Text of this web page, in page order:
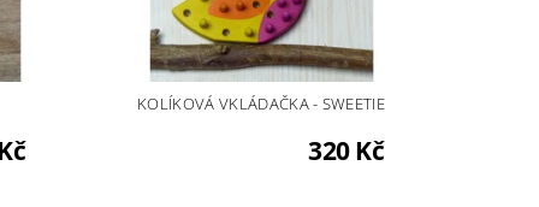
KOLÍKOVÁ VKLÁDAČKA - SWEETIE
320 Kč